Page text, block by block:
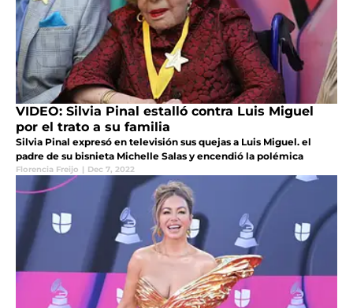
VIDEO: Silvia Pinal estalló contra Luis Miguel
por el trato a su familia
Silvia Pinal expresó en televisión sus quejas a Luis Miguel. el
padre de su bisnieta Michelle Salas y encendió la polémica
Florencia Freijo | Dec 7, 2022